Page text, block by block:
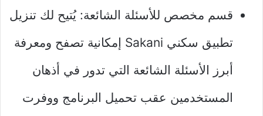
قسم مخصص للأسئلة الشائعة: يُتيح لك تنزيل
تطبيق سكني Sakani إمكانية تصفح ومعرفة
أبرز الأسئلة الشائعة التي تدور في أذهان
المستخدمين عقب تحميل البرنامج ووفرت